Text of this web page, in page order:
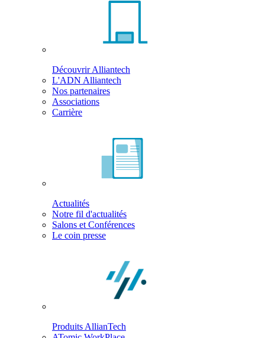
Découvrir Alliantech
L'ADN Alliantech
Nos partenaires
Associations
Carrière
Actualités
Notre fil d'actualités
Salons et Conférences
Le coin presse
Produits AllianTech